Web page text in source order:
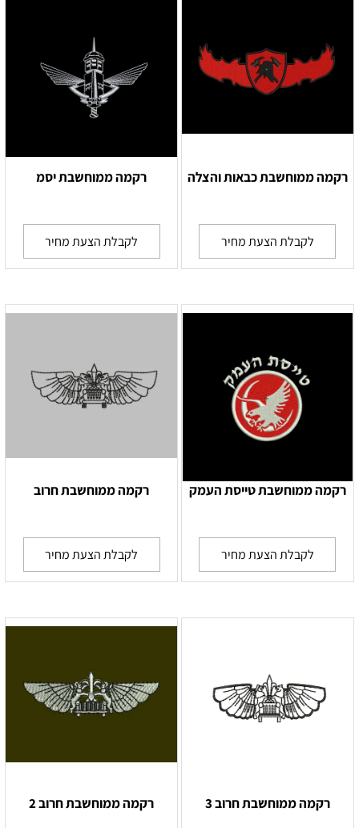
רקמה ממוחשבת כבאות והצלה
לקבלת הצעת מחיר
רקמה ממוחשבת יסמ
לקבלת הצעת מחיר
רקמה ממוחשבת טייסת העמק
לקבלת הצעת מחיר
רקמה ממוחשבת חרוב
לקבלת הצעת מחיר
רקמה ממוחשבת חרוב 3 רקמה ממוחשבת חרוב 2